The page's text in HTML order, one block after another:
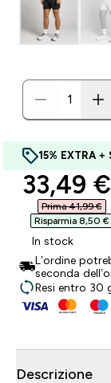
15% EXTRA +
33,49 €‎
Prima 41,99 €‎
Risparmia 8,50 €‎
In stock
L’ordine
seconda
Resi entro 30
Descrizione